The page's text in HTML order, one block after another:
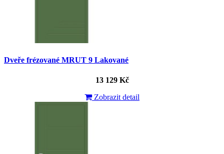
Dveře frézované MRUT 9 Lakované
13 129 Kč
Zobrazit detail